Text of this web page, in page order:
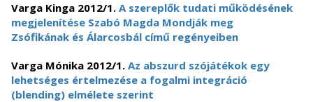
Varga Kinga 2012/1. A szereplők tudati működésének
megjelenítése Szabó Magda Mondják meg
Zsófikának és Álarcosbál című regényeiben
Varga Mónika 2012/1. Az abszurd szójátékok egy
lehetséges értelmezése a fogalmi integráció
(blending) elmélete szerint